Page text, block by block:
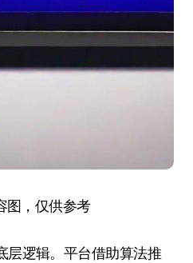
图，仅供参考
层逻辑。平台借助算法推